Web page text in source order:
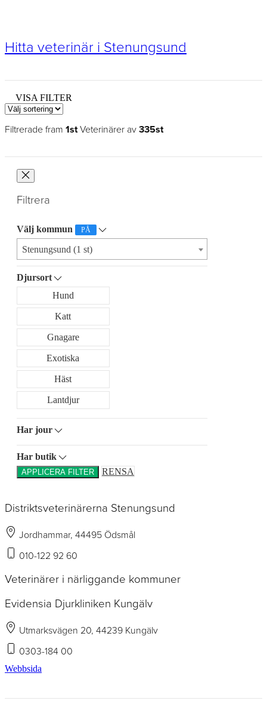
Hitta veterinär i Stenungsund
VISA FILTER
Filtrerade fram 1stVeterinärer av 335st
Filtrera
Välj kommun PÅ
Stenungsund (1 st)
Djursort
Hund
Katt
Gnagare
Exotiska
Häst
Lantdjur
Har jour
Har butik
APPLICERA FILTER RENSA
Distriktsveterinärerna Stenungsund
Jordhammar, 44495 Ödsmål
010-122 92 60
Veterinärer i närliggande kommuner
Evidensia Djurkliniken Kungälv
Utmarksvägen 20, 44239 Kungälv
0303-184 00
Webbsida